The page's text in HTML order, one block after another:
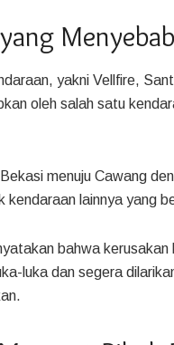
yakni Vellfire,
oleh salah satu
menuju Cawang
kendaraan lainnya yang
bahwa
luka dan segera